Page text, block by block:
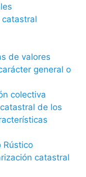
de valores
general o
colectiva
de los
Rústico
catastral